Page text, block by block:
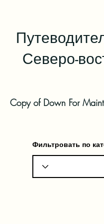
Северо-
Copy of Down For
Фильтровать по